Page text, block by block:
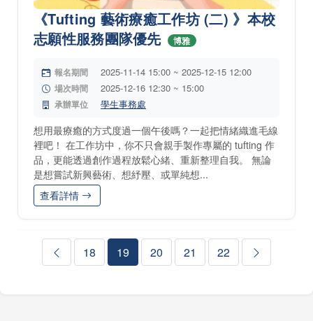
《Tufting 藝術療癒工作坊 (二) 》本校
志願性服務團隊優先
博雅
報名期間 2025-11-14 15:00 ~ 2025-12-15 12:00
場次時間 2025-12-16 12:30 ~ 15:00
承辦單位 學生事務處
想用最療癒的方式度過一個午後嗎？一起把情緒織進毛線
裡吧！ 在工作坊中，你不只會親手製作專屬的 tufting 作
品，更能透過創作過程放鬆心緒、重新整理自我。 無論
是想嘗試新興藝術、想紓壓、或單純想...
查看詳情
18 19 20 21 22